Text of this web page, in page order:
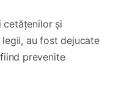
cetățenilor și
au fost dejucate
prevenite